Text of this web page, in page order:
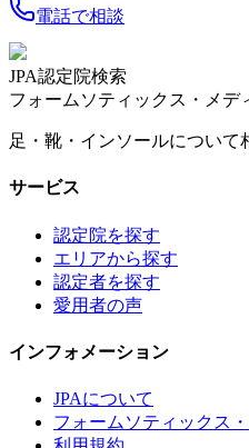
電話で相談
JPA認定院検索
フォームソティックス・メデ
足・靴・インソールについて
サービス
認定院を探す
エリアから探す
認定者を探す
愛用者の声
インフォメーション
JPAについて
フォームソティックス